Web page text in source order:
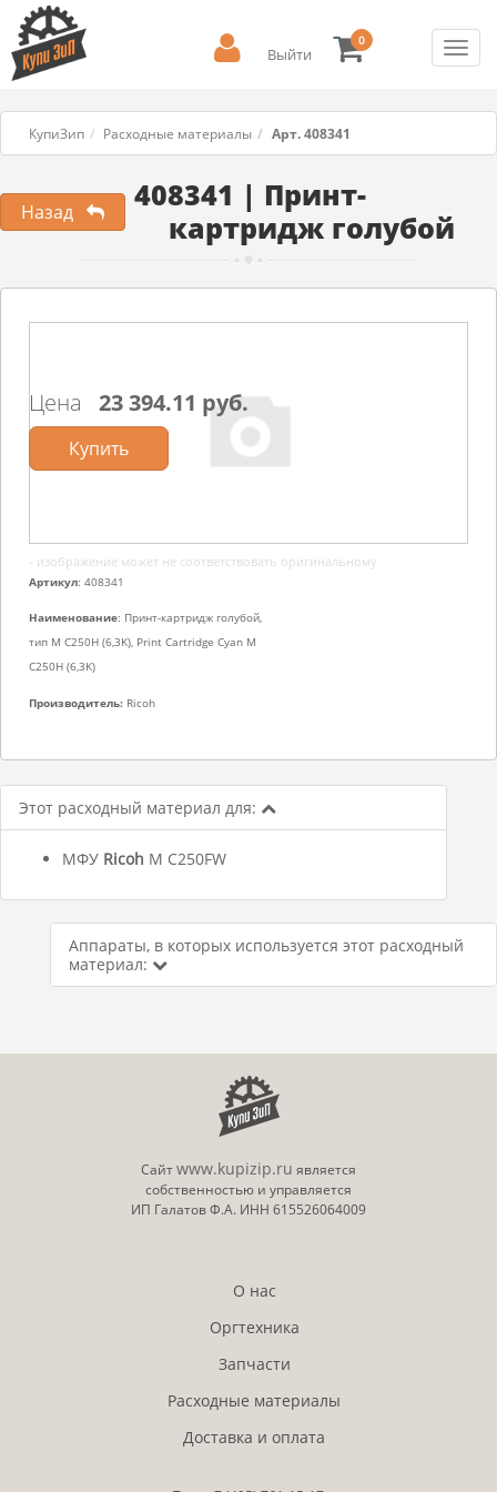
Выйти
0
КупиЗип Расходные материалы Арт. 408341
Назад
408341 | Принт-
картридж голубой
- изображение может не соответствовать оригинальному
Артикул: 408341
Наименование: Принт-картридж голубой,
тип M C250H (6,3K), Print Cartridge Cyan M
C250H (6,3K)
Производитель: Ricoh
Цена 23 394.11 руб.
Купить
Этот расходный материал для:
МФУ Ricoh M C250FW
Аппараты, в которых используется этот расходный
материал:
Сайтwww.kupizip.ru является
собственностью и управляется
ИП Галатов Ф.А. ИНН 615526064009
О нас
Оргтехника
Запчасти
Расходные материалы
Доставка и оплата